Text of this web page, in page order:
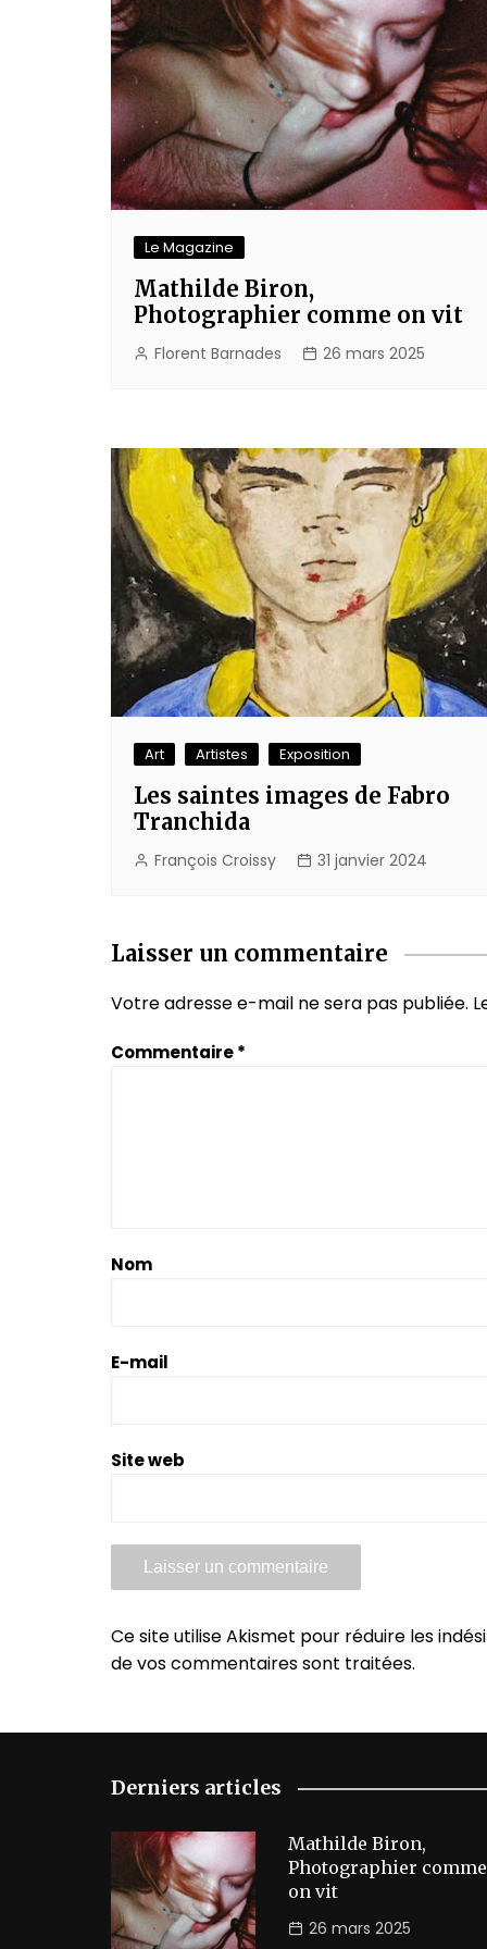
Le Magazine
Mathilde Biron,
Photographier comme on vit
Florent Barnades 26 mars 2025
Art Artistes Exposition
Les saintes images de Fabro
Tranchida
François Croissy 31 janvier 2024
Laisser un commentaire
Votre adresse e-mail ne sera pas publiée.
Commentaire*
Nom
E-mail
Site web
Ce site utilise Akismet pour réduire les
de vos commentaires sont traitées.
Derniers articles
Mathilde Biron,
Photographier comme
on vit
26 mars 2025